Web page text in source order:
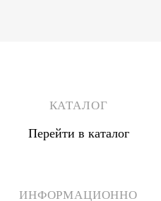
КАТАЛОГ
Перейти в каталог
ИНФОРМАЦИОННО